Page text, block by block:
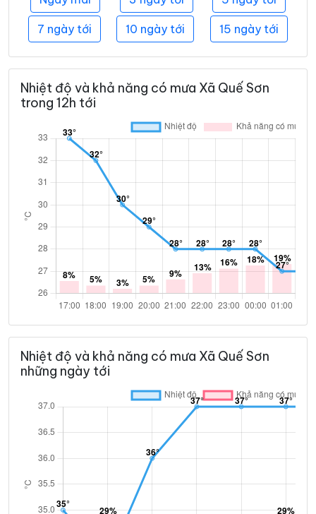
7 ngày tới 10 ngày tới 15 ngày tới
Nhiệt độ và khả năng có mưa Xã Quế Sơn
trong 12h tới
Nhiệt độ và khả năng có mưa Xã Quế Sơn
những ngày tới